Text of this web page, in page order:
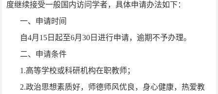
度继续接受一般国内访问学者，具体申请办法如下：
一、申请时间
自4月 15 日起至6月30 日进行申请，逾期不予办理。
二、申请条件
1.高等学校或科研机构在职教师；
2.政治思想素质好，师德师风优良，身心健康，热爱教